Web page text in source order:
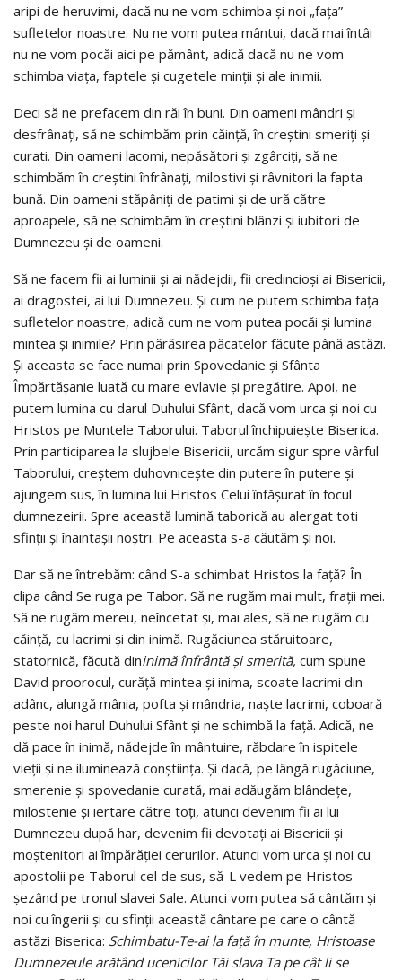
aripi de heruvimi, dacă nu ne vom schimba şi noi „faţa”
sufletelor noastre. Nu ne vom putea mântui, dacă mai întâi
nu ne vom pocăi aici pe pământ, adică dacă nu ne vom
schimba viaţa, faptele şi cugetele minţii şi ale inimii.
Deci să ne prefacem din răi în buni. Din oameni mândri şi
desfrânaţi, să ne schimbăm prin căinţă, în creştini smeriţi şi
curati. Din oameni lacomi, nepăsători şi zgârciţi, să ne
schimbăm în creştini înfrânaţi, milostivi şi râvnitori la fapta
bună. Din oameni stăpâniţi de patimi şi de ură către
aproapele, să ne schimbăm în creştini blânzi şi iubitori de
Dumnezeu şi de oameni.
Să ne facem fii ai luminii şi ai nădejdii, fii credincioşi ai Bisericii,
ai dragostei, ai lui Dumnezeu. Şi cum ne putem schimba faţa
sufletelor noastre, adică cum ne vom putea pocăi şi lumina
mintea şi inimile? Prin părăsirea păcatelor făcute până astăzi.
Şi aceasta se face numai prin Spovedanie şi Sfânta
Împărtăşanie luată cu mare evlavie şi pregătire. Apoi, ne
putem lumina cu darul Duhului Sfânt, dacă vom urca şi noi cu
Hristos pe Muntele Tabo­rului. Taborul închipuieşte Biserica.
Prin participarea la slujbele Bisericii, urcăm sigur spre vârful
Taborului, creştem duhovniceşte din putere în putere şi
ajungem sus, în lumina lui Hristos Celui înfăşurat în focul
dumnezeirii. Spre această lumină taborică au alergat toti
sfinţii şi înaintaşii noştri. Pe aceasta s-a căutăm şi noi.
Dar să ne întrebăm: când S-a schimbat Hristos la faţă? În
clipa când Se ruga pe Tabor. Să ne rugăm mai mult, fraţii mei.
Să ne rugăm mereu, neîncetat şi, mai ales, să ne rugăm cu
căinţă, cu lacrimi şi din inimă. Rugăciunea stăruitoare,
statornică, făcută dininimă înfrântă şi smerită, cum spune
David proorocul, curăţă min­tea şi inima, scoate lacrimi din
adânc, alungă mânia, pofta şi mândria, naşte lacrimi, coboară
peste noi harul Duhului Sfânt şi ne schimbă la faţă. Adică, ne
dă pace în inimă, nădejde în mântuire, răbdare în ispitele
vieţii şi ne iluminează conştiinţa. Şi dacă, pe lângă rugăciune,
smerenie şi spovedanie curată, mai adăugăm blândeţe,
milostenie şi iertare către toţi, atunci devenim fii ai lui
Dumnezeu după har, devenim fii devotaţi ai Bisericii şi
moştenitori ai împărăţiei cerurilor. Atunci vom urca şi noi cu
apostolii pe Taborul cel de sus, să-L vedem pe Hristos
şezând pe tronul slavei Sale. Atunci vom putea să cântăm şi
noi cu îngerii şi cu sfinţii această cântare pe care o cântă
astăzi Biserica: Schimbatu-Te-ai la faţă în munte, Hristoase
Dumnezeule arătând ucenicilor Tăi slava Ta pe câtli se